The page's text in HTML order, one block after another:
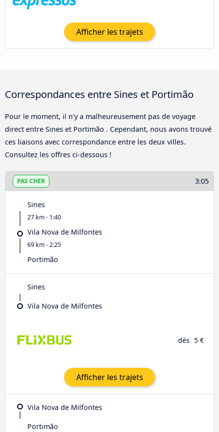
Afficher les trajets
Correspondances entre Sines et Portimão
Pour le moment, il n'y a malheureusement pas de voyage
direct entre Sines et Portimão . Cependant, nous avons trouvé
ces liaisons avec correspondance entre les deux villes.
Consultez les offres ci-dessous !
PAS CHER 3:05
Sines
27 km - 1:40
Vila Nova de Milfontes
69 km - 2:25
Portimão
Sines
Vila Nova de Milfontes
dès 5 €
Afficher les trajets
Vila Nova de Milfontes
Portimão